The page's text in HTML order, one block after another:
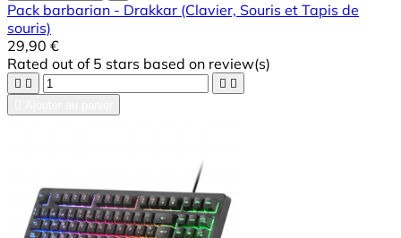
Pack barbarian - Drakkar (Clavier, Souris et Tapis de
souris)
29,90 €
Rated out of 5 stars based on review(s)
   